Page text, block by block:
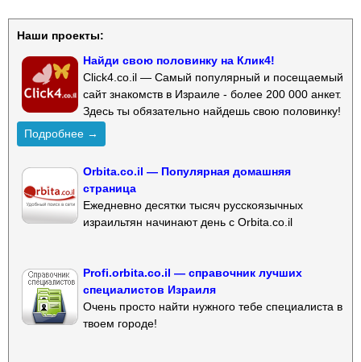
Наши проекты:
Найди свою половинку на Клик4!
Click4.co.il — Самый популярный и посещаемый
сайт знакомств в Израиле - более 200 000 анкет.
Здесь ты обязательно найдешь свою половинку!
Подробнее →
Orbita.co.il — Популярная домашняя
страница
Ежедневно десятки тысяч русскоязычных
израильтян начинают день с Orbita.co.il
Profi.orbita.co.il — справочник лучших
специалистов Израиля
Очень просто найти нужного тебе специалиста в
твоем городе!